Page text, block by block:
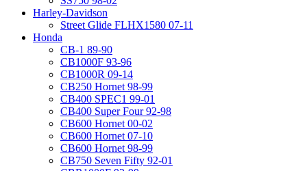
Harley-Davidson
Street Glide FLHX1580 07-11
Honda
CB-1 89-90
CB1000F 93-96
CB1000R 09-14
CB250 Hornet 98-99
CB400 SPEC1 99-01
CB400 Super Four 92-98
CB600 Hornet 00-02
CB600 Hornet 07-10
CB600 Hornet 98-99
CB750 Seven Fifty 92-01